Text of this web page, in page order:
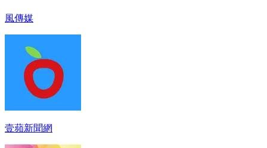
風傳媒
壹蘋新聞網